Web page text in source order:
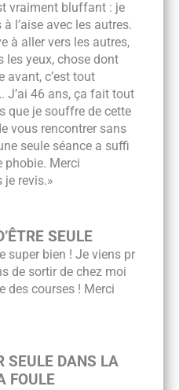
vraiment bluffant : je
l’aise avec les autres.
à aller vers les autres,
les yeux, chose dont
avant, c’est tout
J’ai 46 ans, ça fait tout
que je souffre de cette
vous rencontrer sans
seule séance a suffi
phobie. Merci
je revis.»
SEULE
super bien ! Je viens pr
de sortir de chez moi
des courses ! Merci
SEULE DANS LA
FOULE